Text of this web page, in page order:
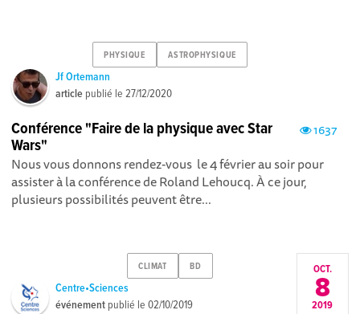
PHYSIQUE ASTROPHYSIQUE
Jf Ortemann
article publié le27/12/2020
1637
Conférence "Faire de la physique avec Star
Wars"
Nous vous donnons rendez-vous le 4 février au soir pour
assister à la conférence de Roland Lehoucq. À ce jour,
plusieurs possibilités peuvent être...
CLIMAT BD
Centre•Sciences
événement publié le02/10/2019
OCT.
8
2019